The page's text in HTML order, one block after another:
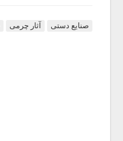
صنایع دستی آثار چرمی